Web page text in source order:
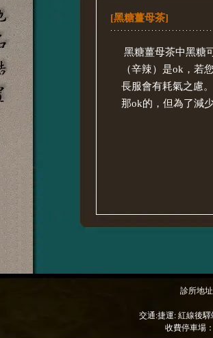
[黑糖薑母茶]
黑糖薑母茶中黑糖
（辛辣）是ok，若
長服會有耗氣之慮
那ok的，但為了減
診所地
交通:捷運: 紅線後
收費停車場